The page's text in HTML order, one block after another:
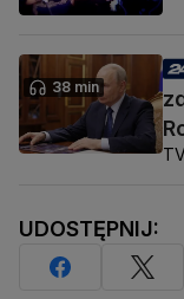
38 min
UDOSTĘPNIJ: